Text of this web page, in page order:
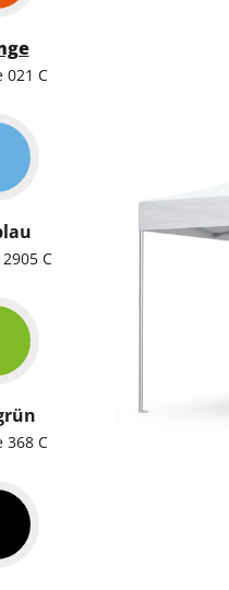
021 C
C
368 C